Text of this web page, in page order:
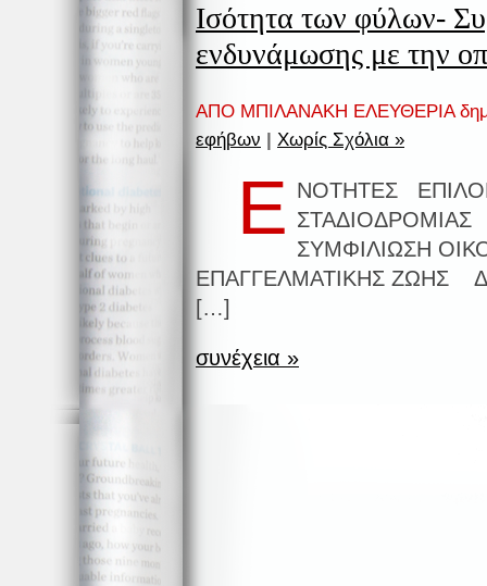
Ισότητα των φύλων-
ενδυνάμωσης με την
ΑΠΟ ΜΠΙΛΑΝΑΚΗ ΕΛΕΥΘΕΡΙΑ
εφήβων | Χωρίς Σχόλια »
Ε ΝΟΤΗΤΕΣ
ΣΥΜΦΙΛΙΩΣΗ
ΕΠΑΓΓΕΛΜΑΤΙΚΗΣ ΖΩΗΣ
[…]
συνέχεια »